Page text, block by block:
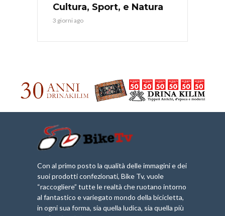
Cultura, Sport, e Natura
3 giorni ago
Con al primo posto la qualità delle immagini e dei
suoi prodotti confezionati, Bike Tv, vuole
“raccogliere” tutte le realtà che ruotano intorno
al fantastico e variegato mondo della bicicletta,
in ogni sua forma, sia quella ludica, sia quella più